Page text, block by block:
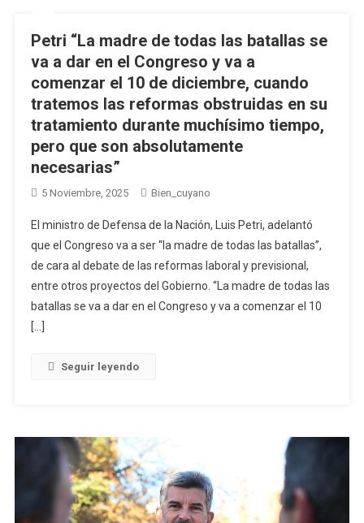
Petri “La madre de todas las batallas se
va a dar en el Congreso y va a
comenzar el 10 de diciembre, cuando
tratemos las reformas obstruidas en su
tratamiento durante muchísimo tiempo,
pero que son absolutamente
necesarias”
5 Noviembre, 2025 Bien_cuyano
El ministro de Defensa de la Nación, Luis Petri, adelantó
que el Congreso va a ser “la madre de todas las batallas”,
de cara al debate de las reformas laboral y previsional,
entre otros proyectos del Gobierno. “La madre de todas las
batallas se va a dar en el Congreso y va a comenzar el 10
[…]
Seguir leyendo